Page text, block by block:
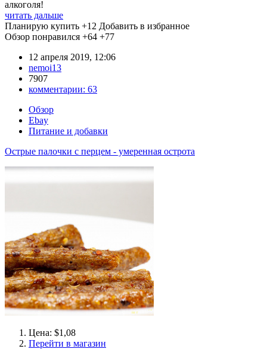
алкоголя!
читать дальше
Планирую купить +12 Добавить в избранное
Обзор понравился +64 +77
12 апреля 2019, 12:06
nemoi13
7907
комментарии: 63
Обзор
Ebay
Питание и добавки
Острые палочки с перцем - умеренная острота
Цена: $1,08
Перейти в магазин